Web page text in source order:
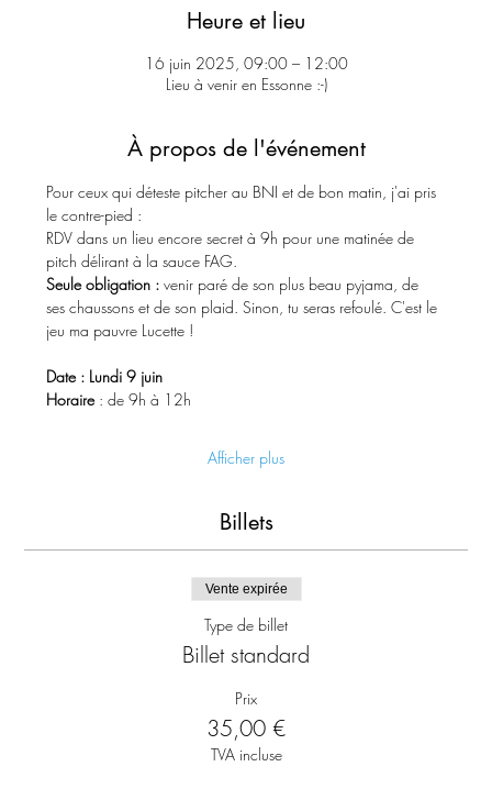
Heure et lieu
16 juin 2025, 09:00 – 12:00
Lieu à venir en Essonne :-)
À propos de l'événement
Pour ceux qui déteste pitcher au BNI et de bon matin, j'ai pris
le contre-pied :
RDV dans un lieu encore secret à 9h pour une matinée de
pitch délirant à la sauce FAG.
Seule obligation : venir paré de son plus beau pyjama, de
ses chaussons et de son plaid. Sinon, tu seras refoulé. C'est le
jeu ma pauvre Lucette !
Date : Lundi 9 juin
Horaire : de 9h à 12h
Afficher plus
Billets
Vente expirée
Type de billet
Billet standard
Prix
35,00 €
TVA incluse